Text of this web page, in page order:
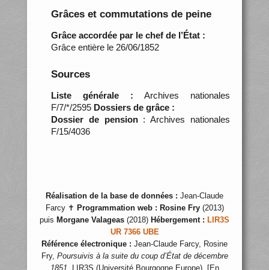
Grâces et commutations de peine
Grâce accordée par le chef de l’État :
Grâce entière le 26/06/1852
Sources
Liste générale : Archives nationales
F/7/*/2595 Dossiers de grâce :
Dossier de pension: Archives nationales
F/15/4036
Réalisation de la base de données : Jean-Claude
Farcy ✝ Programmation web : Rosine Fry(2013)
puis Morgane Valageas (2018) Hébergement : LIR3S
UR 7366 UBE
Référence électronique : Jean-Claude Farcy, Rosine
Fry, Poursuivis à la suite du coup d’État de décembre
1851 , LIR3S (Université Bourgogne Europe), [En